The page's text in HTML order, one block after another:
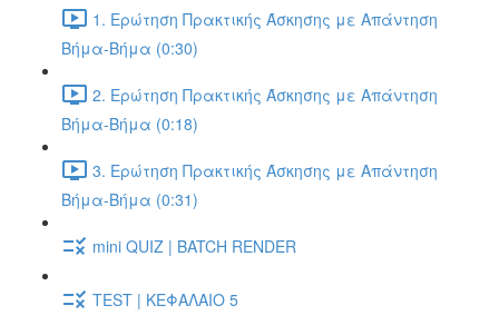
1. Ερώτηση Πρακτικής Άσκησης με Απάντηση
Βήμα-Βήμα (0:30)
2. Ερώτηση Πρακτικής Άσκησης με Απάντηση
Βήμα-Βήμα (0:18)
3. Ερώτηση Πρακτικής Άσκησης με Απάντηση
Βήμα-Βήμα (0:31)
mini QUIZ | BATCH RENDER
TEST | ΚΕΦΑΛΑΙΟ 5